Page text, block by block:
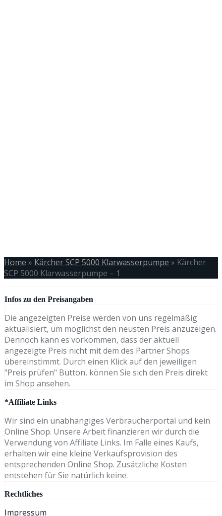
Home » Kärcher SCP 5000 Klarwasserpumpe » Kärcher
SCP 5000 Klarwasserpumpe – 1
Infos zu den Preisangaben
Die angezeigten Preise werden von uns regelmäßig
aktualisiert, um möglichst den neusten Preis anzuzeigen.
Dennoch kann es vorkommen, dass der aktuell
angezeigte Preis nicht mit dem des Partner Shops
übereinstimmt. Durch einen Klick auf den jeweiligen
"Preis prüfen" Button, können Sie sich den Preis direkt
im Shop ansehen.
*Affiliate Links
Wir sind ein unabhängiges Verbraucherportal und kein
Online Shop. Unsere Arbeit finanzieren wir durch die
Verwendung von Affiliate Links. Im Falle eines Kaufs,
erhalten wir eine kleine Verkaufsprovision des
entsprechenden Online Shop. Zusätzliche Kosten
entstehen für Sie natürlich keine.
Rechtliches
Impressum